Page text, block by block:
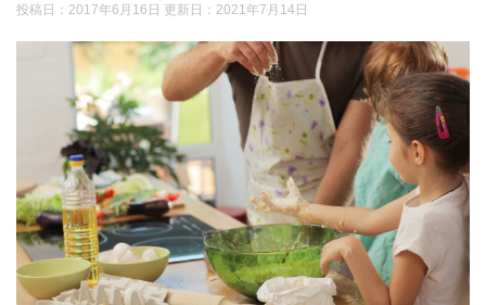
投稿日：2017年6月16日 更新日： 2021年7月14日